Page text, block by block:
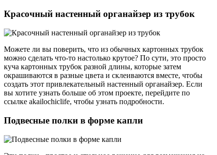
Красочный настенный органайзер из трубок
Можете ли вы поверить, что из обычных картонных трубок
можно сделать что-то настолько крутое? По сути, это просто
куча картонных трубок разной длины, которые затем
окрашиваются в разные цвета и склеиваются вместе, чтобы
создать этот привлекательный настенный органайзер. Если
вы хотите узнать больше об этом проекте, перейдите по
ссылке akailochiclife, чтобы узнать подробности.
Подвесные полки в форме капли